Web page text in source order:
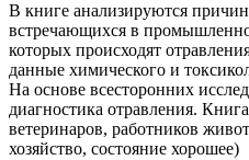
В книге анализируются
встречающихся в
которых происходят
данные химического и
На основе всесторонних
диагностика отравления.
ветеринаров, работников
хозяйство, состояние хорошее)